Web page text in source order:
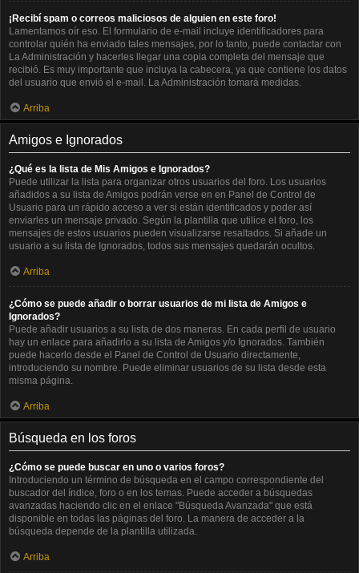
¡Recibí spam o correos maliciosos de alguien en este foro!
Lamentamos oír eso. El formulario de e-mail incluye identificadores para
controlar quién ha enviado tales mensajes, por lo tanto, puede contactar con
La Administración y hacerles llegar una copia completa del mensaje que
recibió. Es muy importante que incluya la cabecera, ya que contiene los datos
del usuario que envió el e-mail. La Administración tomará medidas.
Arriba
Amigos e Ignorados
¿Qué es la lista de Mis Amigos e Ignorados?
Puede utilizar la lista para organizar otros usuarios del foro. Los usuarios
añadidos a su lista de Amigos podrán verse en en Panel de Control de
Usuario para un rápido acceso a ver si están identificados y poder así
enviarles un mensaje privado. Según la plantilla que utilice el foro, los
mensajes de estos usuarios pueden visualizarse resaltados. Si añade un
usuario a su lista de Ignorados, todos sus mensajes quedarán ocultos.
Arriba
¿Cómo se puede añadir o borrar usuarios de mi lista de Amigos e
Ignorados?
Puede añadir usuarios a su lista de dos maneras. En cada perfil de usuario
hay un enlace para añadirlo a su lista de Amigos y/o Ignorados. También
puede hacerlo desde el Panel de Control de Usuario directamente,
introduciendo su nombre. Puede eliminar usuarios de su lista desde esta
misma página.
Arriba
Búsqueda en los foros
¿Cómo se puede buscar en uno o varios foros?
Introduciendo un término de búsqueda en el campo correspondiente del
buscador del índice, foro o en los temas. Puede acceder a búsquedas
avanzadas haciendo clic en el enlace "Búsqueda Avanzada" que está
disponible en todas las páginas del foro. La manera de acceder a la
búsqueda depende de la plantilla utilizada.
Arriba